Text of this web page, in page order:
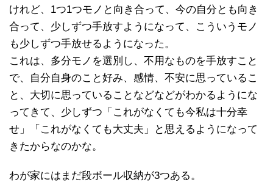
けれど、1つ1つモノと向き合って、今の自分とも向き
合って、少しずつ手放すようになって、こういうモノ
も少しずつ手放せるようになった。
これは、多分モノを選別し、不用なものを手放すこと
で、自分自身のこと好み、感情、不安に思っているこ
と、大切に思っていることなどなどがわかるようにな
ってきて、少しずつ「これがなくても今私は十分幸
せ」「これがなくても大丈夫」と思えるようになって
きたからなのかな。
わが家にはまだ段ボール収納が3つある。